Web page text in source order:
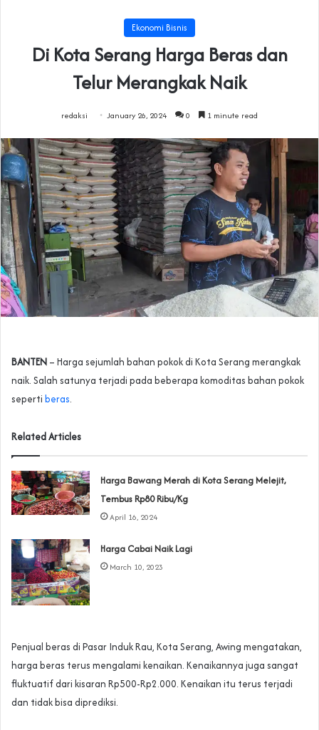
Ekonomi Bisnis
Di Kota Serang Harga Beras dan
Telur Merangkak Naik
redaksi January 26, 2024 0 1 minute read
BANTEN – Harga sejumlah bahan pokok di Kota Serang merangkak
naik. Salah satunya terjadi pada beberapa komoditas bahan pokok
seperti beras.
Related Articles
Harga Bawang Merah di Kota Serang Melejit,
Tembus Rp80 Ribu/Kg
April 16, 2024
Harga Cabai Naik Lagi
March 10, 2023
Penjual beras di Pasar Induk Rau, Kota Serang, Awing mengatakan,
harga beras terus mengalami kenaikan. Kenaikannya juga sangat
fluktuatif dari kisaran Rp500-Rp2.000. Kenaikan itu terus terjadi
dan tidak bisa diprediksi.